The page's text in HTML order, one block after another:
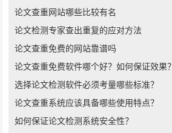
论文查重网站哪些比较有名
论文检测专家查出重复的应对方法
论文查重免费的网站靠谱吗
论文查重免费软件哪个好？如何保证效果？
选择论文检测软件必须考量哪些标准？
论文查重系统应该具备哪些使用特点？
如何保证论文检测系统安全性？